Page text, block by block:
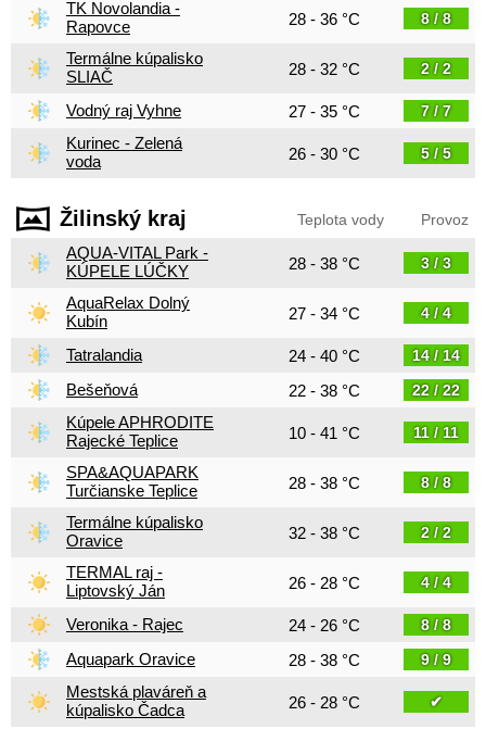
TK Novolandia -
Rapovce
28 - 36 °C 8 / 8
Termálne kúpalisko
SLIAČ
28 - 32 °C 2 / 2
Vodný raj Vyhne 27 - 35 °C 7 / 7
Kurinec - Zelená
voda
26 - 30 °C 5 / 5
Žilinský kraj Teplota vody Provoz
AQUA-VITAL Park -
KÚPELE LÚČKY
28 - 38 °C 3 / 3
AquaRelax Dolný
Kubín
27 - 34 °C 4 / 4
Tatralandia 24 - 40 °C 14 / 14
Bešeňová 22 - 38 °C 22 / 22
Kúpele APHRODITE
Rajecké Teplice
10 - 41 °C 11 / 11
SPA&AQUAPARK
Turčianske Teplice
28 - 38 °C 8 / 8
Termálne kúpalisko
Oravice
32 - 38 °C 2 / 2
TERMAL raj -
Liptovský Ján
26 - 28 °C 4 / 4
Veronika - Rajec 24 - 26 °C 8 / 8
Aquapark Oravice 28 - 38 °C 9 / 9
Mestská plaváreň a
kúpalisko Čadca
26 - 28 °C ✔